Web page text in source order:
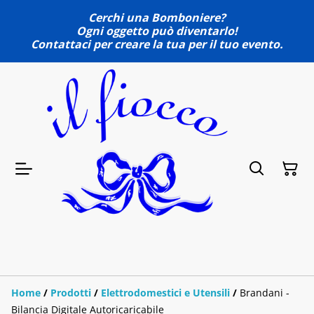
Cerchi una Bomboniere?
Ogni oggetto può diventarlo!
Contattaci per creare la tua per il tuo evento.
Home / Prodotti / Elettrodomestici e Utensili / Brandani -
Bilancia Digitale Autoricaricabile